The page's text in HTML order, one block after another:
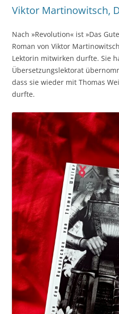
Viktor Martinowitsch,
Nach »Revolution« ist »Das
Roman von Viktor
Lektorin mitwirken durfte. Sie
Übersetzungslektorat
dass sie wieder mit Thomas
durfte.